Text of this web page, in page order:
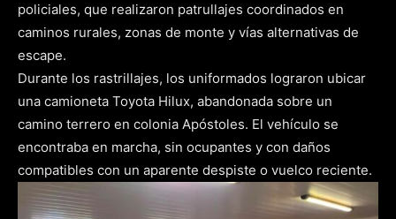
policiales, que realizaron patrullajes coordinados en
caminos rurales, zonas de monte y vías alternativas de
escape.
Durante los rastrillajes, los uniformados lograron ubicar
una camioneta Toyota Hilux, abandonada sobre un
camino terrero en colonia Apóstoles. El vehículo se
encontraba en marcha, sin ocupantes y con daños
compatibles con un aparente despiste o vuelco reciente.